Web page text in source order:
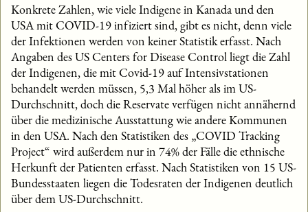
Konkrete Zahlen, wie viele Indigene in Kanada und den
USA mit COVID-19 infiziert sind, gibt es nicht, denn viele
der Infektionen werden von keiner Statistik erfasst. Nach
Angaben des US Centers for Disease Control liegt die Zahl
der Indigenen, die mit Covid-19 auf Intensivstationen
behandelt werden müssen, 5,3 Mal höher als im US-
Durchschnitt, doch die Reservate verfügen nicht annähernd
über die medizinische Ausstattung wie andere Kommunen
in den USA. Nach den Statistiken des „COVID Tracking
Project“ wird außerdem nur in 74% der Fälle die ethnische
Herkunft der Patienten erfasst. Nach Statistiken von 15 US-
Bundesstaaten liegen die Todesraten der Indigenen deutlich
über dem US-Durchschnitt.